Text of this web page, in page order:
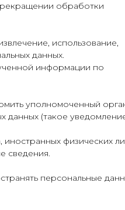
обработки
использование,
данных.
информации по
уполномоченный
данных (такое
физических
сведения.
персональные